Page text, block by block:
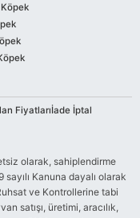
Fiyatlarıİade İptal
olarak, sahiplendirme
Kanuna dayalı olarak
ve Kontrollerine tabi
satışı, üretimi, aracılık,